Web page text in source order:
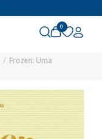
0
Frozen: Uma